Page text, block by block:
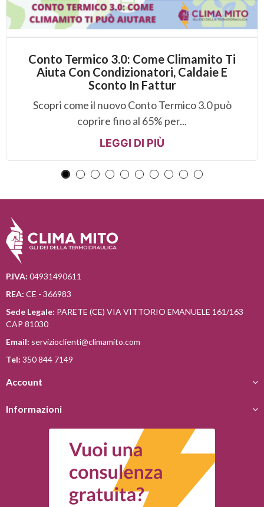
Conto Termico 3.0: Come Climamito Ti
Aiuta Con Condizionatori, Caldaie E
Sconto In Fattur
Scopri come il nuovo Conto Termico 3.0 può
coprire fino al 65% per...
LEGGI DI PIÙ
P.IVA: 04931490611
REA: CE - 366983
Sede Legale: PARETE (CE) VIA VITTORIO EMANUELE 161/163
CAP 81030
Email: servizioclienti@climamito.com
Tel: 350 844 7149
Account
Informazioni